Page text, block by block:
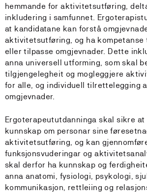
hemmande for aktivitetsutføring,
inkludering i samfunnet.
at kandidatane kan forstå
aktivitetsutføring, og ha kompetanse
eller tilpasse omgjevnader. Dette
anna universell utforming, som skal
tilgjengelegheit og mogleggjere
for alle, og individuell tilrettelegging
omgjevnader.
Ergoterapeututdanninga skal sikre
kunnskap om personar sine
aktivitetsutføring, og kan
funksjonsvuderingar og
skal derfor ha kunnskap og
anna anatomi, fysiologi, psykologi,
kommunikasjon, rettleiing og